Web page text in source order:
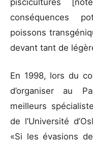
conséquences
poissons
devant tant de
En 1998, lors du
d’organiser au
meilleurs
de l’Université
«Si les évasions